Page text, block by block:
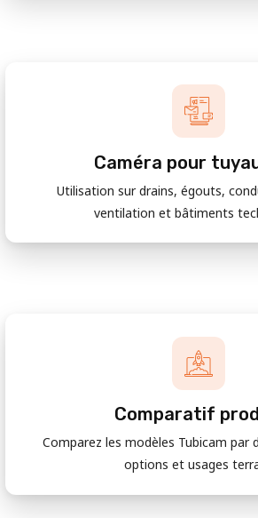
Caméra pour
Utilisation sur drains, égouts,
ventilation et bâtiments
Comparatif
Comparez les modèles Tubicam par
options et usages